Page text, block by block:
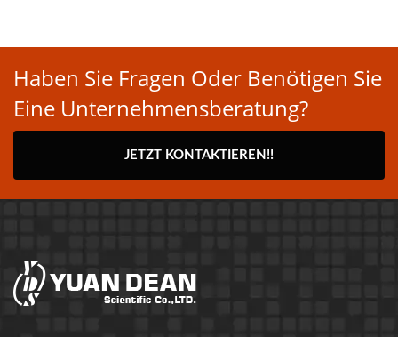
Haben Sie Fragen Oder Benötigen Sie
Eine Unternehmensberatung?
JETZT KONTAKTIEREN!!